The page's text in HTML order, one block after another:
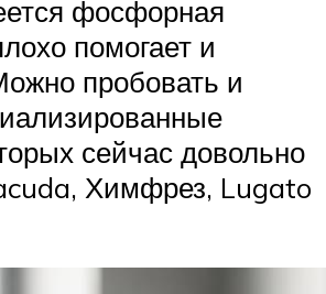
фосфорная
помогает и
пробовать и
сейчас довольно
Химфрез, Lugato